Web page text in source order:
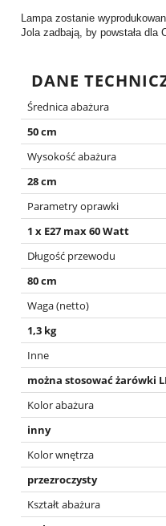
Lampa zostanie
Jola zadbają, by powstała dla
DANE
Średnica abażura
50 cm
Wysokość abażura
28 cm
Parametry oprawki
1 x E27 max 60 Watt
Długość przewodu
80 cm
Waga (netto)
1,3 kg
Inne
można stosować żarówki
Kolor abażura
inny
Kolor wnętrza
przezroczysty
Kształt abażura